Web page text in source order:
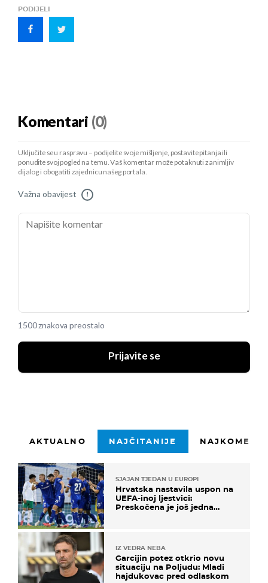
PODIJELI
Komentari (0)
Uključite se u raspravu – podijelite svoje mišljenje, postavite pitanja ili
ponudite svoj pogled na temu. Vaš komentar može potaknuti zanimljiv
dijalog i obogatiti zajednicu našeg portala.
Važna obavijest !
1500 znakova preostalo
Prijavite se
AKTUALNO NAJČITANIJE
SJAJAN TJEDAN U EUROPI
Hrvatska nastavila uspon na
UEFA-inoj ljestvici:
Preskočena je još jedna
IZ VEDRA NEBA
Garcijin potez otkrio novu
situaciju na Poljudu: Mladi
hajdukovac pred odlaskom